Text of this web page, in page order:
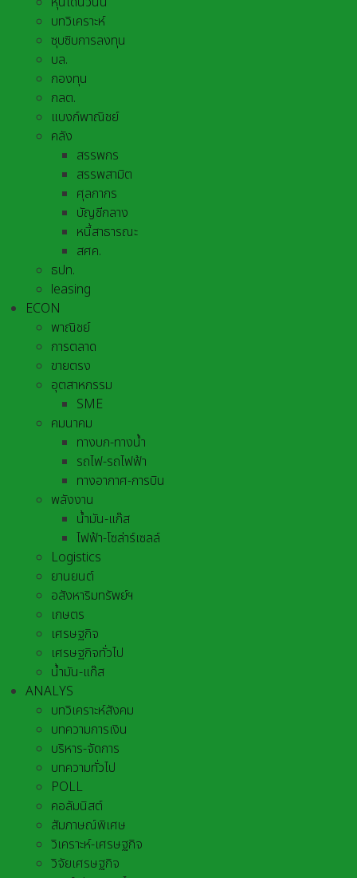
บทวิเคราะห์
ซุบซิบการลงทุน
บล.
กองทุน
กลต.
แบงก์พาณิชย์
คลัง
สรรพกร
สรรพสามิต
ศุลกากร
บัญชีกลาง
หนี้สาธารณะ
สศค.
ธปท.
leasing
ECON
พาณิชย์
การตลาด
ขายตรง
อุตสาหกรรม
SME
คมนาคม
ทางบก-ทางน้ำ
รถไฟ-รถไฟฟ้า
ทางอากาศ-การบิน
พลังงาน
น้ำมัน-แก๊ส
ไฟฟ้า-โซล่าร์เซลล์
Logistics
ยานยนต์
อสังหาริมทรัพย์ฯ
เกษตร
เศรษฐกิจ
เศรษฐกิจทั่วไป
น้ำมัน-แก๊ส
ANALYS
บทวิเคราะห์สังคม
บทความการเงิน
บริหาร-จัดการ
บทความทั่วไป
POLL
คอลัมนิสต์
สัมภาษณ์พิเศษ
วิเคราะห์-เศรษฐกิจ
วิจัยเศรษฐกิจ